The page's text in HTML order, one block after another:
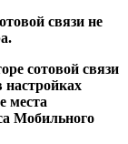
связи не
сотовой связи
настройках
места
Мобильного